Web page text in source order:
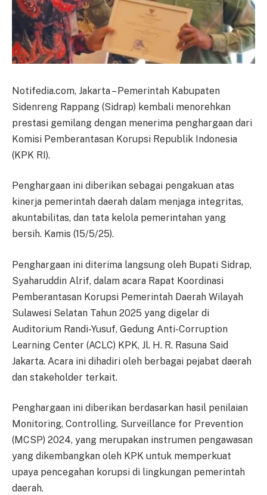
Notifedia.com, Jakarta – Pemerintah Kabupaten
Sidenreng Rappang (Sidrap) kembali menorehkan
prestasi gemilang dengan menerima penghargaan dari
Komisi Pemberantasan Korupsi Republik Indonesia
(KPK RI).
Penghargaan ini diberikan sebagai pengakuan atas
kinerja pemerintah daerah dalam menjaga integritas,
akuntabilitas, dan tata kelola pemerintahan yang
bersih. Kamis (15/5/25).
Penghargaan ini diterima langsung oleh Bupati Sidrap,
Syaharuddin Alrif, dalam acara Rapat Koordinasi
Pemberantasan Korupsi Pemerintah Daerah Wilayah
Sulawesi Selatan Tahun 2025 yang digelar di
Auditorium Randi-Yusuf, Gedung Anti-Corruption
Learning Center (ACLC) KPK, Jl. H. R. Rasuna Said
Jakarta. Acara ini dihadiri oleh berbagai pejabat daerah
dan stakeholder terkait.
Penghargaan ini diberikan berdasarkan hasil penilaian
Monitoring, Controlling, Surveillance for Prevention
(MCSP) 2024, yang merupakan instrumen pengawasan
yang dikembangkan oleh KPK untuk memperkuat
upaya pencegahan korupsi di lingkungan pemerintah
daerah.